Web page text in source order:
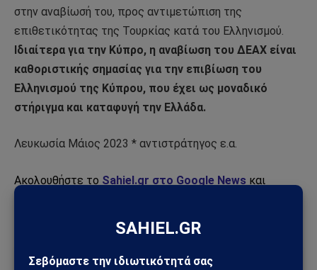
στην αναβίωσή του, προς αντιμετώπιση της
επιθετικότητας της Τουρκίας κατά του Ελληνισμού.
Ιδιαίτερα για την Κύπρο, η αναβίωση του ΔΕΑΧ είναι
καθοριστικής σημασίας για την επιβίωση του
Ελληνισμού της Κύπρου, που έχει ως μοναδικό
στήριγμα και καταφυγή την Ελλάδα.
Λευκωσία Μάιος 2023 * αντιστράτηγος ε.α.
Ακολουθήστε το Sahiel.gr στο Google News και
Ακολούθησε το Sahiel στο Google News